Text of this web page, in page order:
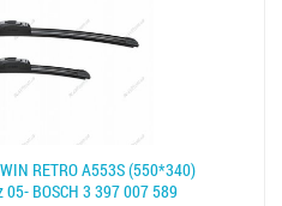
RETRO A553S (550*340)
05- BOSCH 3 397 007 589